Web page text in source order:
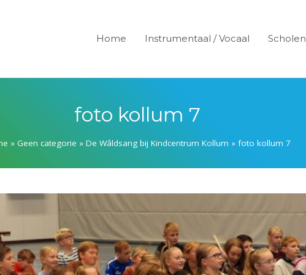
Home Instrumentaal / Vocaal Scholen
foto kollum 7
» Geen categorie » De Wâldsang bij Kindcentrum Kollum » foto kollum 7